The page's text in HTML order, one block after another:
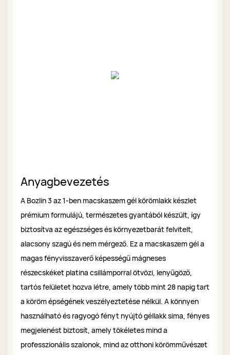
Anyagbevezetés
A Bozlin 3 az 1-ben macskaszem gél körömlakk készlet
prémium formulájú, természetes gyantából készült, így
biztosítva az egészséges és környezetbarát felvitelt,
alacsony szagú és nem mérgező. Ez a macskaszem gél a
magas fényvisszaverő képességű mágneses
részecskéket platina csillámporral ötvözi, lenyűgöző,
tartós felületet hozva létre, amely több mint 28 napig tart
a köröm épségének veszélyeztetése nélkül. A könnyen
használható és ragyogó fényt nyújtó géllakk sima, fényes
megjelenést biztosít, amely tökéletes mind a
professzionális szalonok, mind az otthoni körömművészet